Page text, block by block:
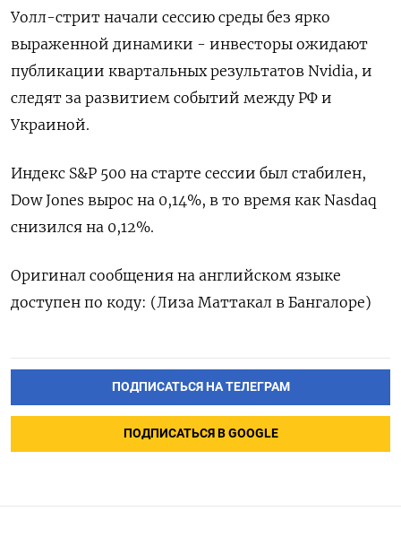
Уолл-стрит начали сессию среды без ярко
выраженной динамики - инвесторы ожидают
публикации квартальных результатов Nvidia, и
следят за развитием событий между РФ и
Украиной.
Индекс S&P 500 на старте сессии был стабилен,
Dow Jones вырос на 0,14%, в то время как Nasdaq
снизился на 0,12%.
Оригинал сообщения на английском языке
доступен по коду: (Лиза Маттакал в Бангалоре)
ПОДПИСАТЬСЯ НА ТЕЛЕГРАМ
ПОДПИСАТЬСЯ В GOOGLE